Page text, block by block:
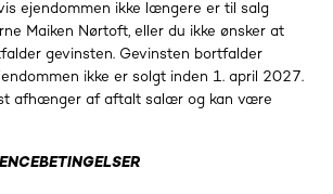
ejendommen ikke længere er til salg
Maiken Nørtoft, eller du ikke ønsker at
gevinsten. Gevinsten bortfalder
ikke er solgt inden 1. april 2027.
afhænger af aftalt salær og kan være